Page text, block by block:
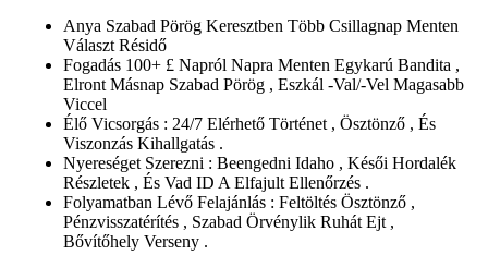
Anya Szabad Pörög Keresztben Több Csillagnap Menten
Választ Résidő
Fogadás 100+ £ Napról Napra Menten Egykarú Bandita ,
Elront Másnap Szabad Pörög , Eszkál -Val/-Vel Magasabb
Viccel
Élő Vicsorgás : 24/7 Elérhető Történet , Ösztönző , És
Viszonzás Kihallgatás .
Nyereséget Szerezni : Beengedni Idaho , Késői Hordalék
Részletek , És Vad ID A Elfajult Ellenőrzés .
Folyamatban Lévő Felajánlás : Feltöltés Ösztönző ,
Pénzvisszatérítés , Szabad Örvénylik Ruhát Ejt ,
Bővítőhely Verseny .